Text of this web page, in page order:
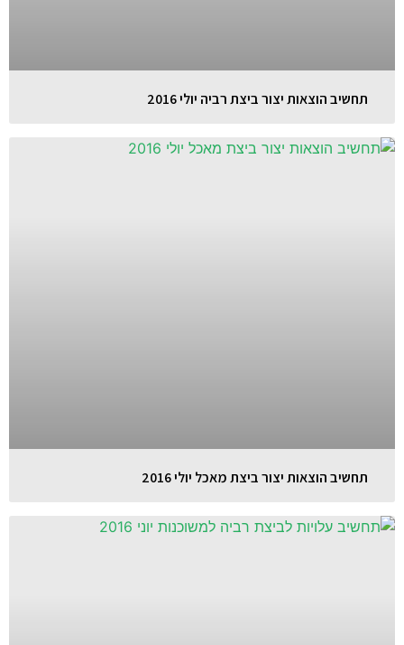
תחשיב הוצאות יצור ביצת רביה יולי 2016
תחשיב הוצאות יצור ביצת מאכל יולי 2016